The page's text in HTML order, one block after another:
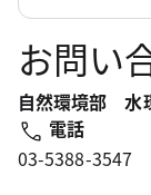
お問い
自然環境部 水
電話
03-5388-3547